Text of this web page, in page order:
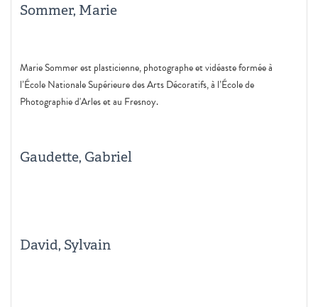
Sommer, Marie
Marie Sommer est plasticienne, photographe et vidéaste formée à
l’École Nationale Supérieure des Arts Décoratifs, à l’École de
Photographie d'Arles et au Fresnoy.
Gaudette, Gabriel
David, Sylvain